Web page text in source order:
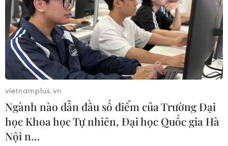
TIN CÙNG CHUYÊN MỤC
vietnamplus.vn
Ngành nào dẫn đầu số điểm của Trường Đại
học Khoa học Tự nhiên, Đại học Quốc gia Hà
Nội n…